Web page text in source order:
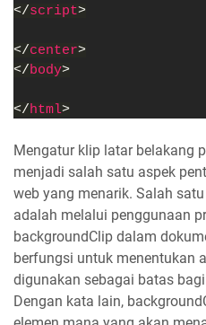
</script>
</center>
</body>
</html>
Mengatur klip latar belakang
menjadi salah satu aspek
web yang menarik. Salah
adalah melalui penggunaan
backgroundClip dalam
berfungsi untuk menentukan
digunakan sebagai batas
Dengan kata lain,